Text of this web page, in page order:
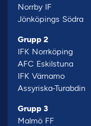
Norrby IF
Jönköpings Södra
Grupp 2
IFK Norrköping
AFC Eskilstuna
IFK Värnamo
Assyriska-Turabdin
Grupp 3
Malmö FF